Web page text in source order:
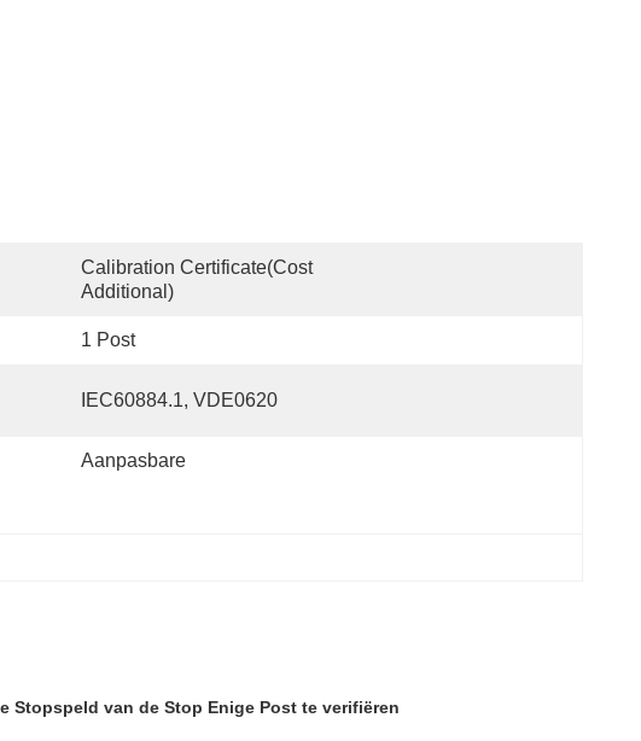
Calibration Certificate(cost
Additional)
1 Post
IEC60884.1, VDE0620
Aanpasbare
Stopspeld van de Stop Enige Post te verifiëren